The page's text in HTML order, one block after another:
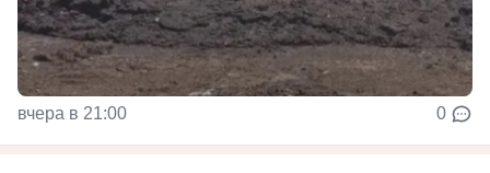
вчера в 21:00 0